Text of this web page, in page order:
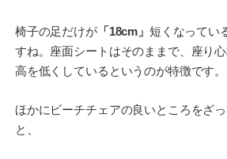
椅子の足だけが「18cm」 短くなってい
すね。座面シートはそのままで、座り
高を低くしているというのが特徴です。
ほかにビーチチェアの良いところをざ
と、